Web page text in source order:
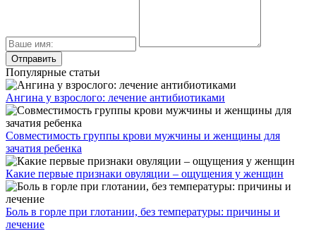
Популярные статьи
Ангина у взрослого: лечение антибиотиками
Совместимость группы крови мужчины и женщины для
зачатия ребенка
Какие первые признаки овуляции – ощущения у женщин
Боль в горле при глотании, без температуры: причины и
лечение